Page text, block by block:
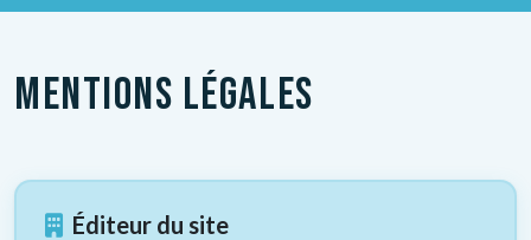
Mentions légales
Éditeur du site